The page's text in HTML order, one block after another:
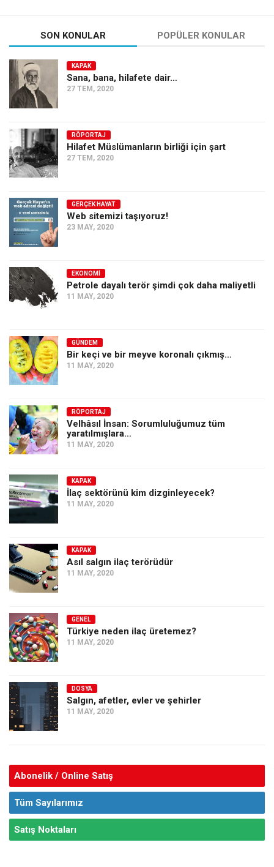
SON KONULAR POPÜLER KONULAR
KAPAK
Sana, bana, hilafete dair…
27 TEM, 2020
RÖPORTAJ
Hilafet Müslümanların birliği için şart
27 TEM, 2020
GERÇEK HAYAT
Web sitemizi taşıyoruz!
23 MAY, 2020
EKONOMI
Petrole dayalı terör şimdi çok daha maliyetli
11 MAY, 2020
GÜNDEM
Bir keçi ve bir meyve koronalı çıkmış…
11 MAY, 2020
RÖPORTAJ
Velhâsıl İnsan: Sorumluluğumuz tüm
yaratılmışlara…
11 MAY, 2020
KAPAK
İlaç sektörünü kim dizginleyecek?
11 MAY, 2020
KAPAK
Asıl salgın ilaç terörüdür
11 MAY, 2020
GENEL
Türkiye neden ilaç üretemez?
11 MAY, 2020
DOSYA
Salgın, afetler, evler ve şehirler
11 MAY, 2020
Abonelik / Online Satış
Tüm Sayılarımız
Satış Noktaları